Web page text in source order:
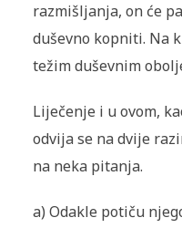
razmišljanja, on će
duševno kopniti. Na
težim duševnim
Liječenje i u ovom,
odvija se na dvije
na neka pitanja.
a) Odakle potiču